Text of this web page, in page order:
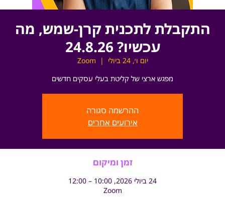
התקבלת לתכנית קרן-שמש, מה
עכשיו? 24.8.26
יום ו׳, 24 ביולי
  |
Zoom
מפגש ארצי של קליטת בעלי עסקים חדשים
ההרשמה סגורה
אירועים אחרים
זמן ומיקום
24 ביולי 2026, 10:00 – 12:00
Zoom